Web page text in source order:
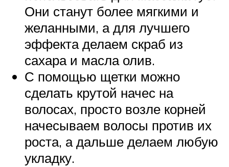
Они станут более мягкими и
желанными, а для лучшего
эффекта делаем скраб из
сахара и масла олив.
С помощью щетки можно
сделать крутой начес на
волосах, просто возле корней
начесываем волосы против их
роста, а дальше делаем любую
укладку.